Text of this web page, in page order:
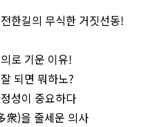
한길의 무식한 거짓선동!
로 기운 이유!
되면 뭐하노?
성이 중요하다
衆)을 줄세운 의사